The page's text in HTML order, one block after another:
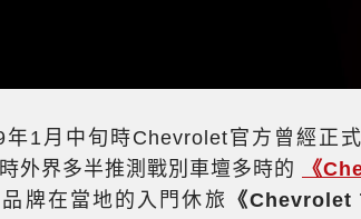
年1月中旬時Chevrolet官方曾經正
外界多半推測戰別車壇多時的
《
牌在當地的入門休旅 《Chevrolet